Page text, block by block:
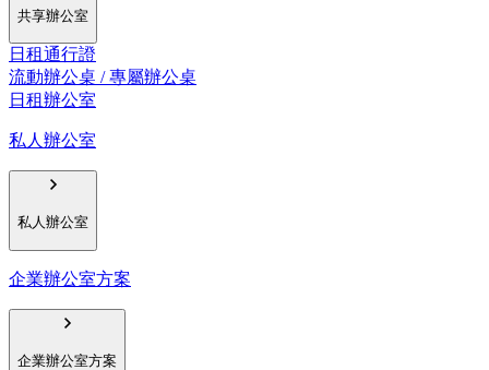
共享辦公室
日租通行證
流動辦公桌 / 專屬辦公桌
日租辦公室
私人辦公室
私人辦公室
企業辦公室方案
企業辦公室方案